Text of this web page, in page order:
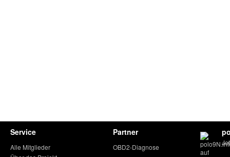
Service
Alle Mitglieder
Partner
OBD2-Diagnose